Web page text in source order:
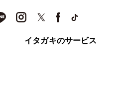
イタガキのサービス